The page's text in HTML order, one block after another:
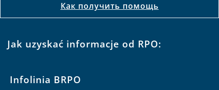
Как получить помощь
Jak uzyskać informacje od RPO:
Infolinia BRPO